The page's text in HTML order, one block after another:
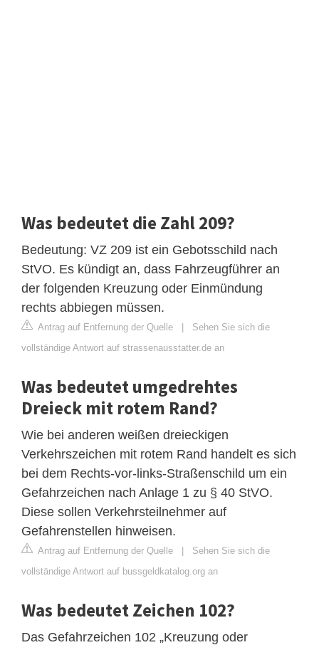
Was bedeutet die Zahl 209?
Bedeutung: VZ 209 ist ein Gebotsschild nach
StVO. Es kündigt an, dass Fahrzeugführer an
der folgenden Kreuzung oder Einmündung
rechts abbiegen müssen.
Antrag auf Entfernung der Quelle | Sehen Sie sich die
vollständige Antwort auf strassenausstatter.de an
Was bedeutet umgedrehtes
Dreieck mit rotem Rand?
Wie bei anderen weißen dreieckigen
Verkehrszeichen mit rotem Rand handelt es sich
bei dem Rechts-vor-links-Straßenschild um ein
Gefahrzeichen nach Anlage 1 zu § 40 StVO.
Diese sollen Verkehrsteilnehmer auf
Gefahrenstellen hinweisen.
Antrag auf Entfernung der Quelle | Sehen Sie sich die
vollständige Antwort auf bussgeldkatalog.org an
Was bedeutet Zeichen 102?
Das Gefahrzeichen 102 „Kreuzung oder